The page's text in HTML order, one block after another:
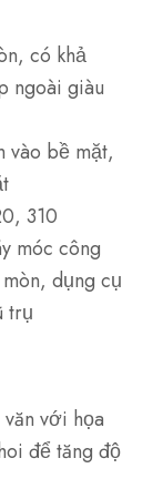
có khả
ngoài giàu
vào bề mặt,
310
móc công
dụng cụ
trụ
với họa
để tăng độ